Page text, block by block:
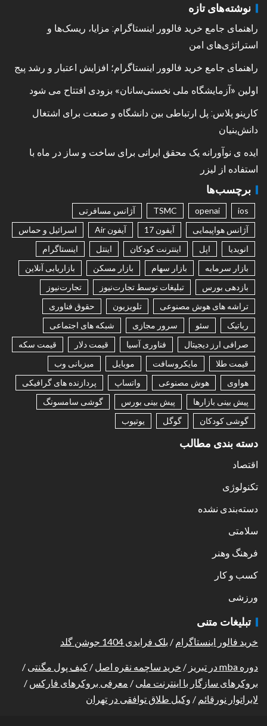
نوشته‌های تازه
راهنمای جامع خرید فالوور اینستاگرام: مزایا، ریسک‌ها و
استراتژی‌های امن
راهنمای جامع خرید فالوور اینستاگرام؛ افزایش اعتبار و رشد پیج
اولین «آزمایشگاه ملی نخستی‌سانان» بزودی افتتاح می شود
کارینو پلاس: پل ارتباطی بین دانشگاه و صنعت برای اشتغال
دانش‌بنیان
ایده ی نوآورانه یک محقق ایرانی برای ساخت و ساز در ماه با
استفاده از لیزر
برچسب‌ها
ios
openai
TSMC
آژانس مسافرتی
آژانس هواپیمایی
آیفون 17 آیفون Air
اسرائیل و حماس
انویدیا
اپل اینترنت کودکان اینتل
اینستاگرام
بازار سرمایه
بازار سهام بازار مسکن
بازاریابی آنلاین
بازدهی بورس
تبلیغات توسط تجارت‌نیوز
تجارت‌نیوز
تراشه های هوش مصنوعی
تلویزیون
حقوق فناوری
رباتیک
سئو سرور مجازی
شبکه های اجتماعی
صرافی ارز دیجیتال
فناوری آسیا قیمت دلار
قیمت سکه
قیمت طلا
مایکروسافت موبایل
میزبانی وب
هواوی
هوش مصنوعی واتساپ
پردازنده های گرافیکی
پیش بینی بازارها
پیش بینی بورس
گوشی سامسونگ
گوشی کودکان
گوگل یوتیوب
دسته بندی مطالب
اقتصاد
تکنولوژی
دسته‌بندی نشده
سلامتی
فرهنگ وهنر
کسب و کار
ورزشی
تبلیغات متنی
خرید فالور اینستاگرام / بلک فرایدی 1404 جوشن گلد
دوره mba در تبریز / خرید ساچمه نقره اصل / کیف پول مگنتی /
بروکرهای سازگار با اینترنت ملی / معرفی بروکرهای فارکس /
لابراتوار نورقائم / وکیل طلاق توافقی در تهران